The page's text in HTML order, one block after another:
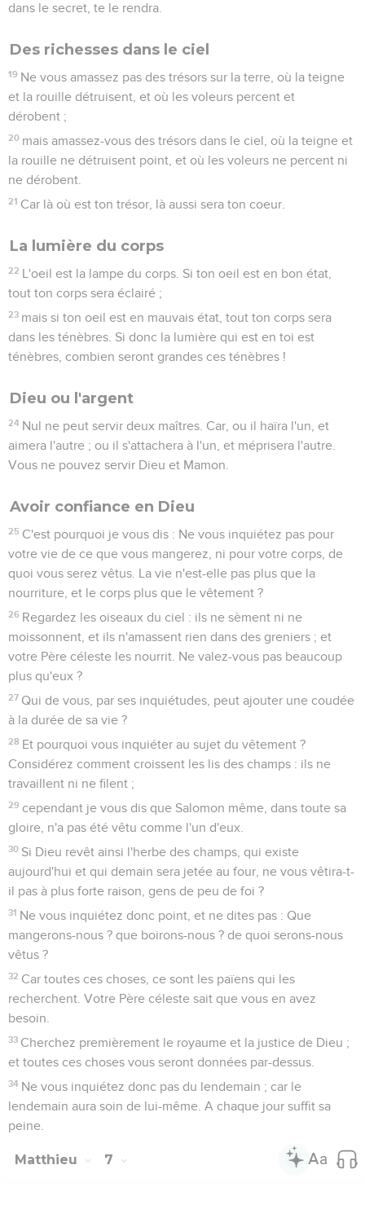
dans le secret, te le rendra.
Des richesses dans le ciel
19 Ne vous amassez pas des trésors sur la terre, où la teigne
et la rouille détruisent, et où les voleurs percent et
dérobent ;
20 mais amassez-vous des trésors dans le ciel, où la teigne et
la rouille ne détruisent point, et où les voleurs ne percent ni
ne dérobent.
21 Car là où est ton trésor, là aussi sera ton coeur.
La lumière du corps
22 L'oeil est la lampe du corps. Si ton oeil est en bon état,
tout ton corps sera éclairé ;
23 mais si ton oeil est en mauvais état, tout ton corps sera
dans les ténèbres. Si donc la lumière qui est en toi est
ténèbres, combien seront grandes ces ténèbres !
Dieu ou l'argent
24 Nul ne peut servir deux maîtres. Car, ou il haïra l'un, et
aimera l'autre ; ou il s'attachera à l'un, et méprisera l'autre.
Vous ne pouvez servir Dieu et Mamon.
Avoir confiance en Dieu
25 C'est pourquoi je vous dis : Ne vous inquiétez pas pour
votre vie de ce que vous mangerez, ni pour votre corps, de
quoi vous serez vêtus. La vie n'est-elle pas plus que la
nourriture, et le corps plus que le vêtement ?
26 Regardez les oiseaux du ciel : ils ne sèment ni ne
moissonnent, et ils n'amassent rien dans des greniers ; et
votre Père céleste les nourrit. Ne valez-vous pas beaucoup
plus qu'eux ?
27 Qui de vous, par ses inquiétudes, peut ajouter une coudée
à la durée de sa vie ?
28 Et pourquoi vous inquiéter au sujet du vêtement ?
Considérez comment croissent les lis des champs : ils ne
travaillent ni ne filent ;
29 cependant je vous dis que Salomon même, dans toute sa
gloire, n'a pas été vêtu comme l'un d'eux.
30 Si Dieu revêt ainsi l'herbe des champs, qui existe
aujourd'hui et qui demain sera jetée au four, ne vous vêtira-t-
il pas à plus forte raison, gens de peu de foi ?
31 Ne vous inquiétez donc point, et ne dites pas : Que
mangerons-nous ? que boirons-nous ? de quoi serons-nous
vêtus ?
32 Car toutes ces choses, ce sont les païens qui les
recherchent. Votre Père céleste sait que vous en avez
besoin.
33 Cherchez premièrement le royaume et la justice de Dieu ;
et toutes ces choses vous seront données par-dessus.
34 Ne vous inquiétez donc pas du lendemain ; car le
lendemain aura soin de lui-même. A chaque jour suffit sa
peine.
Matthieu 7